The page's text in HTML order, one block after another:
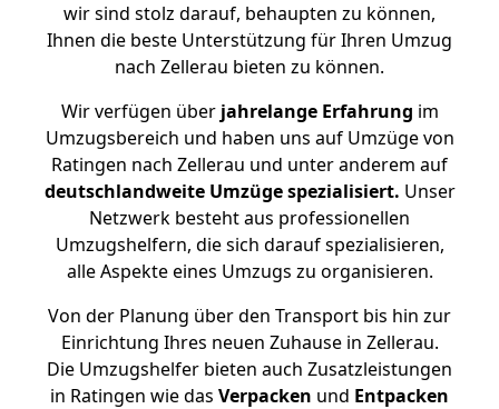
wir sind stolz darauf, behaupten zu können,
Ihnen die beste Unterstützung für Ihren Umzug
nach Zellerau bieten zu können.
Wir verfügen überjahrelange Erfahrung im
Umzugsbereich und haben uns auf Umzüge von
Ratingen nach Zellerau und unter anderem auf
deutschlandweite Umzüge spezialisiert. Unser
Netzwerk besteht aus professionellen
Umzugshelfern, die sich darauf spezialisieren,
alle Aspekte eines Umzugs zu organisieren.
Von der Planung über den Transport bis hin zur
Einrichtung Ihres neuen Zuhause in Zellerau.
Die Umzugshelfer bieten auch Zusatzleistungen
in Ratingen wie das Verpacken und Entpacken